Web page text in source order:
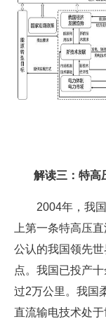
解读三：特高
2004年，我国
上第一条特高压
公认的我国领先
点。我国已投产
过2万公里。我国
直流输电技术处于